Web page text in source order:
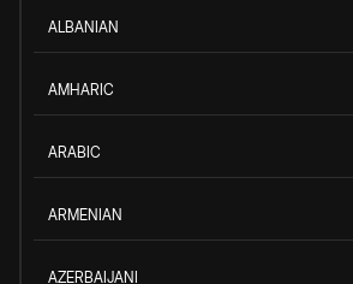
ALBANIAN
AMHARIC
ARABIC
ARMENIAN
AZERBAIJANI